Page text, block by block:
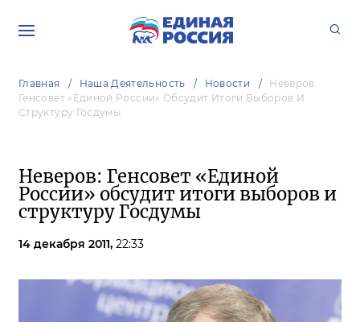
Главная Наша Деятельность Новости
Неверов:
Генсовет «Единой России» Обсудит Итоги Выборов И
Структуру Госдумы
Неверов: Генсовет «Единой
России» обсудит итоги выборов и
структуру Госдумы
14 декабря 2011, 22:33